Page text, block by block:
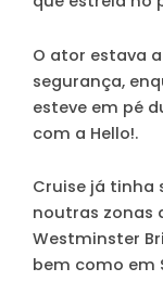
O ator estava
segurança,
esteve em pé
com a Hello!.
Cruise já tinha
noutras zonas
Westminster
bem como em